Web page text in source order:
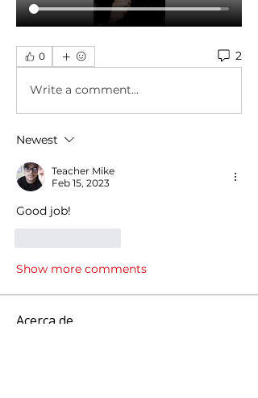
0 2
Write a comment...
Newest
Teacher Mike
Feb 15, 2023
Good job!
Show more comments
Acerca de